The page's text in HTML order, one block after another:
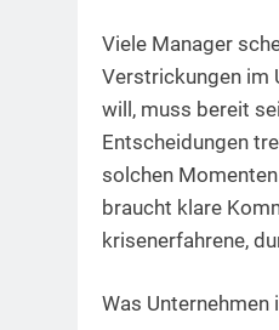
Viele Manager
Verstrickungen im
will, muss bereit
Entscheidungen
solchen
braucht klare
krisenerfahrene,
Was Unternehmen